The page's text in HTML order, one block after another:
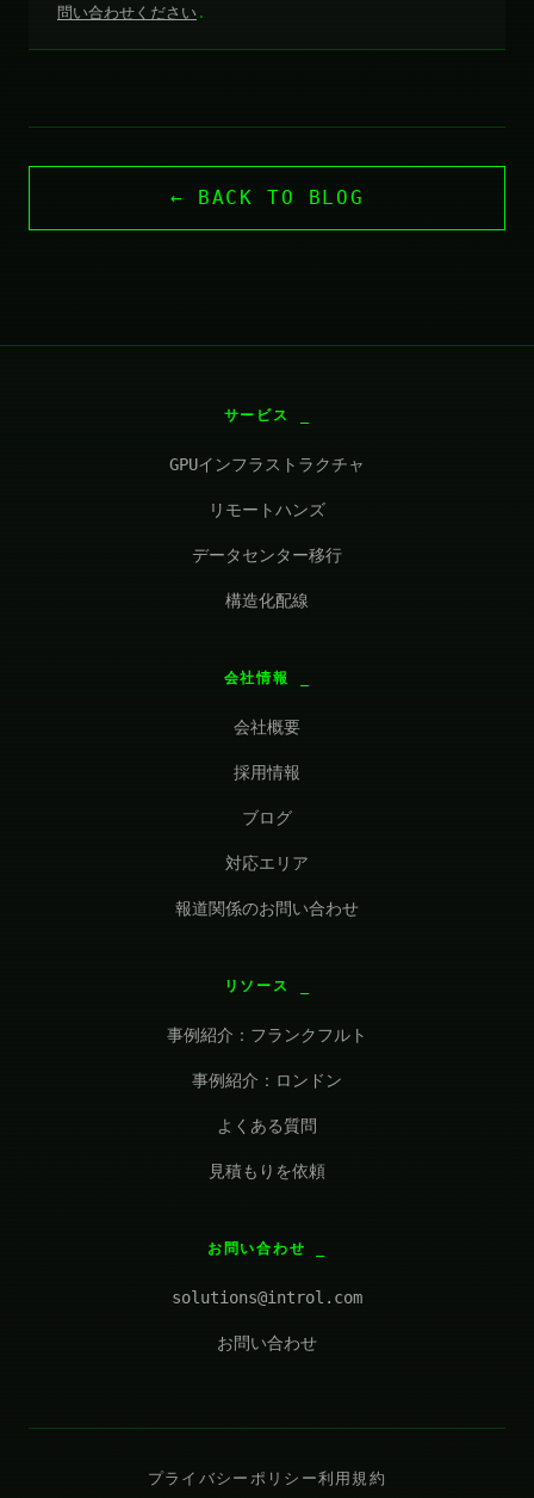
問い合わせください .
← BACK TO BLOG
サービス
GPUインフラストラクチャ
リモートハンズ
データセンター移行
構造化配線
会社情報
会社概要
採用情報
ブログ
対応エリア
報道関係のお問い合わせ
リソース
事例紹介：フランクフルト
事例紹介：ロンドン
よくある質問
見積もりを依頼
お問い合わせ
solutions@introl.com
お問い合わせ
プライバシーポリシー利用規約